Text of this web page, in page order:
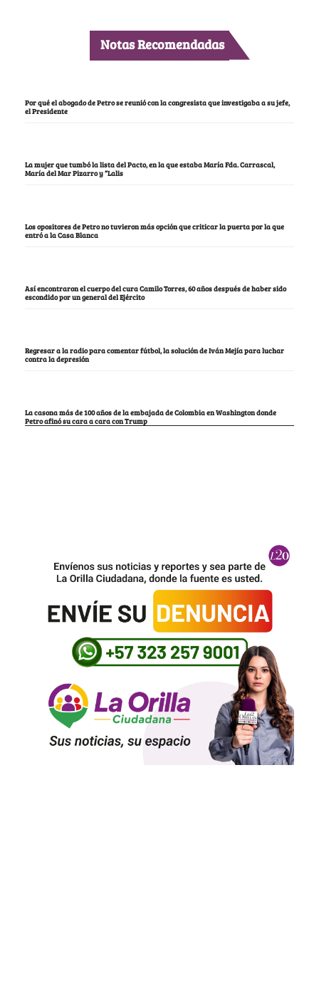
Notas Recomendadas
Por qué el abogado de Petro se reunió con la congresista que investigaba a su jefe,
el Presidente
La mujer que tumbó la lista del Pacto, en la que estaba María Fda. Carrascal,
María del Mar Pizarro y “Lalis
Los opositores de Petro no tuvieron más opción que criticar la puerta por la que
entró a la Casa Blanca
Así encontraron el cuerpo del cura Camilo Torres, 60 años después de haber sido
escondido por un general del Ejército
Regresar a la radio para comentar fútbol, la solución de Iván Mejía para luchar
contra la depresión
La casona más de 100 años de la embajada de Colombia en Washington donde
Petro afinó su cara a cara con Trump